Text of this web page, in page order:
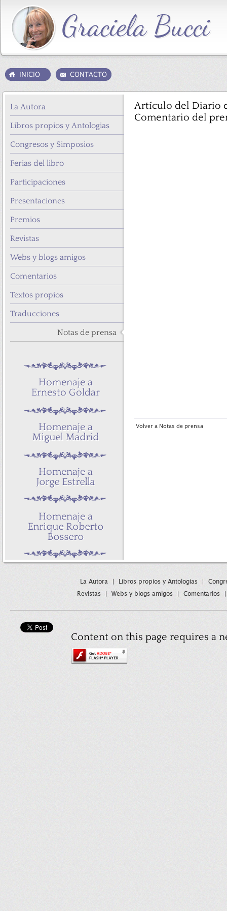
La Autora
Libros propios y Antologias
Congresos y Simposios
Ferias del libro
Participaciones
Presentaciones
Premios
Revistas
Webs y blogs amigos
Comentarios
Textos propios
Traducciones
Notas de prensa
Artículo del Diario
Comentario del
Volver a Notas de prensa
La Autora Libros propios y Antologias
Revistas
Webs y blogs amigos Comentarios
Content on this page requires a